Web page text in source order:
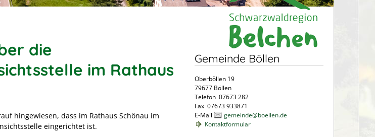
die
im Rathaus
hingewiesen, dass im Rathaus Schönau im
eingerichtet ist.
Gemeinde Böllen
Oberböllen 19
79677 Böllen
Telefon 07673 282
Fax 07673 933871
E-Mail
gemeinde@boellen.de
Kontaktformular